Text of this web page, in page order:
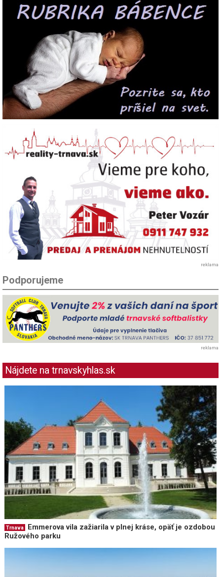
reklama
Podporujeme
reklama
Nájdete na trnavskyhlas.sk
Trnava
Emmerova vila zažiarila v plnej kráse, opäť je ozdobou
Ružového parku